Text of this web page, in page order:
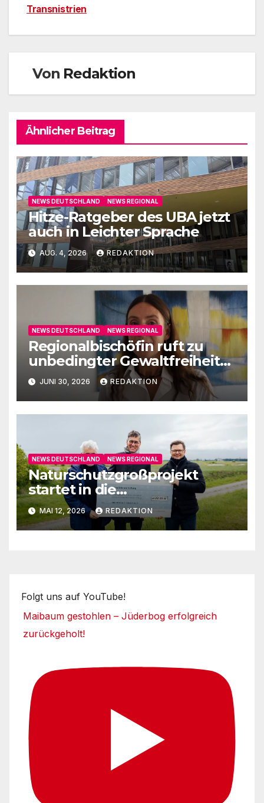
Transnistrien
Von Redaktion
Ähnlicher Beitrag
NEWS DEUTSCHLAND NEWS REGIONAL
Hitze-Ratgeber des UBA jetzt
auch in Leichter Sprache
AUG. 4, 2026 REDAKTION
NEWS DEUTSCHLAND NEWS REGIONAL
Regionalbischöfin ruft zu
unbedingter Gewaltfreiheit
aufJUNI 30, 2026 REDAKTION
NEWS DEUTSCHLAND NEWS REGIONAL
Naturschutzgroßprojekt
startet in die
Umsetzungsphase
MAI 12, 2026 REDAKTION
Folgt uns auf YouTube!
Maibaum gestohlen – Jüderbog erfolgreich
zurückgeholt!